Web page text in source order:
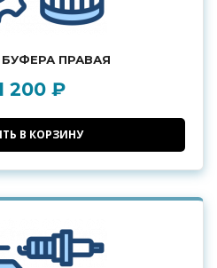
ПРАВАЯ
200 ₽
В КОРЗИНУ